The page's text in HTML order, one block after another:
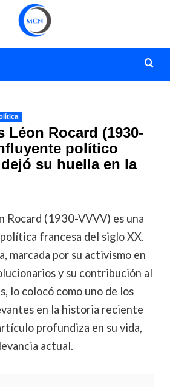
Léon Rocard (1930-
político
su huella en la
Rocard (1930-VVVV) es una
francesa del siglo XX.
marcada por su activismo en
y su contribución al
lo colocó como uno de los
en la historia reciente
profundiza en su vida,
actual.